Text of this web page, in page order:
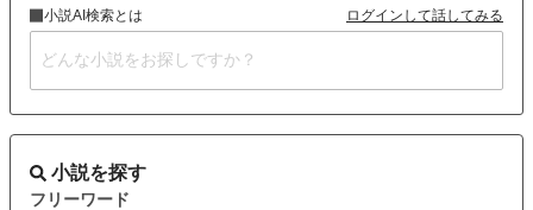
小説AI検索とは ログインして話してみる
小説を探す
フリーワード